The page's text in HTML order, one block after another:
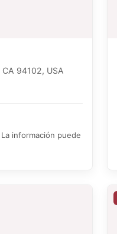
94102, USA
información puede